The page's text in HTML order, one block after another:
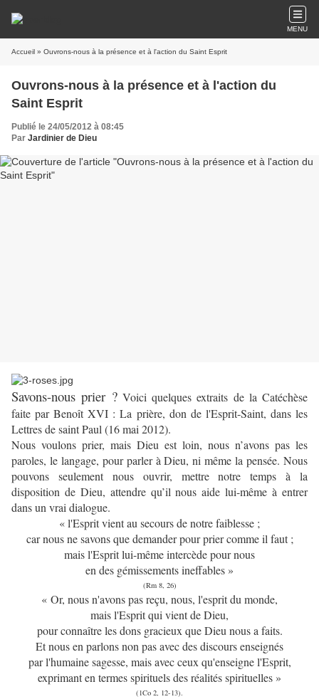
MENU
Accueil » Ouvrons-nous à la présence et à l'action du Saint Esprit
Ouvrons-nous à la présence et à l'action du
Saint Esprit
Publié le 24/05/2012 à 08:45
Par Jardinier de Dieu
Savons-nous prier ? Voici quelques extraits de la Catéchèse
faite par Benoît XVI : La prière, don de l'Esprit-Saint, dans les
Lettres de saint Paul (16 mai 2012).
Nous voulons prier, mais Dieu est loin, nous n’avons pas les
paroles, le langage, pour parler à Dieu, ni même la pensée. Nous
pouvons seulement nous ouvrir, mettre notre temps à la
disposition de Dieu, attendre qu’il nous aide lui-même à entrer
dans un vrai dialogue.
« l'Esprit vient au secours de notre faiblesse ;
car nous ne savons que demander pour prier comme il faut ;
mais l'Esprit lui-même intercède pour nous
en des gémissements ineffables »
(Rm 8, 26)
« Or, nous n'avons pas reçu, nous, l'esprit du monde,
mais l'Esprit qui vient de Dieu,
pour connaître les dons gracieux que Dieu nous a faits.
Et nous en parlons non pas avec des discours enseignés
par l'humaine sagesse, mais avec ceux qu'enseigne l'Esprit,
exprimant en termes spirituels des réalités spirituelles »
(1Co 2, 12-13).